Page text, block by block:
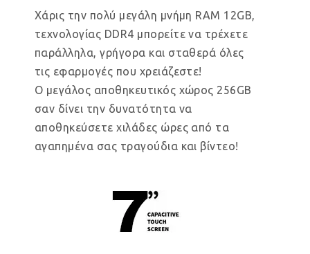
Χάρις την πολύ μεγάλη μνήμη RAM 12GB,
τεχνολογίας DDR4 μπορείτε να τρέχετε
παράλληλα, γρήγορα και σταθερά όλες
τις εφαρμογές που χρειάζεστε!
Ο μεγάλος αποθηκευτικός χώρος 256GB
σαν δίνει την δυνατότητα να
αποθηκεύσετε χιλάδες ώρες από τα
αγαπημένα σας τραγούδια και βίντεο!